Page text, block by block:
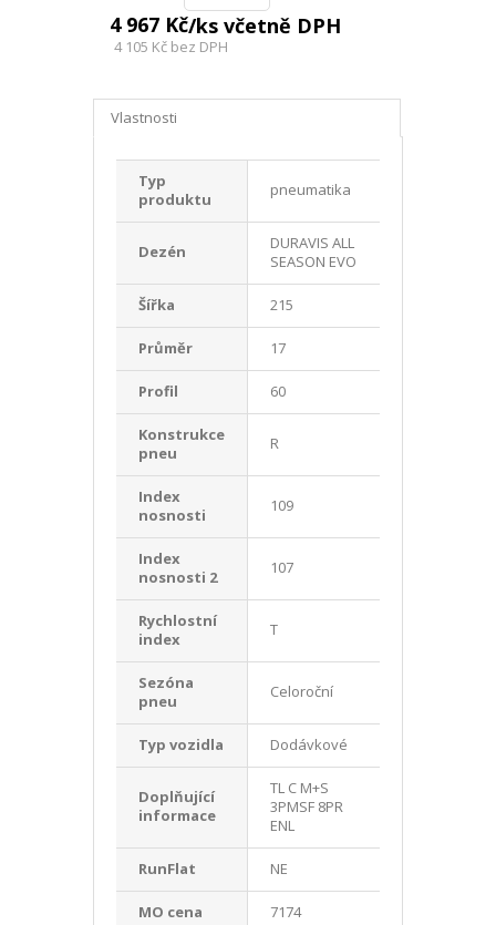
4 967 Kč/ks včetně DPH
4 105 Kč bez DPH
Vlastnosti
Typ
produktu
pneumatika
Dezén
DURAVIS ALL
SEASON EVO
Šířka 215
Průměr 17
Profil 60
Konstrukce
pneu
R
Index
nosnosti
109
Index
nosnosti 2
107
Rychlostní
index
T
Sezóna
pneu
Celoroční
Typ vozidla Dodávkové
Doplňující
informace
TL C M+S
3PMSF 8PR
ENL
RunFlat NE
MO cena 7174